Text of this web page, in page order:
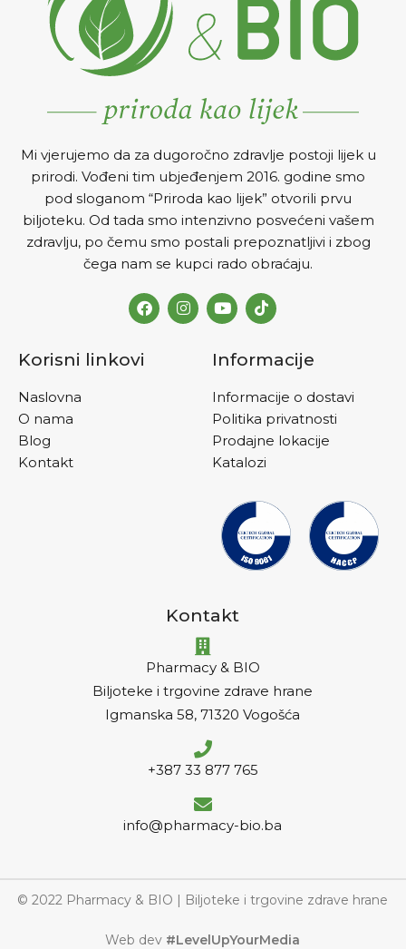
alergija na sunce, hranu i
polen. Koristi se kod
prevencije osteoporoze i
kostiju.
Mi vjerujemo da za dugoročno zdravlje postoji lijek u
prirodi. Vođeni tim ubjeđenjem 2016. godine smo
pod sloganom “Priroda kao lijek” otvorili prvu
biljoteku. Od tada smo intenzivno posvećeni vašem
zdravlju, po čemu smo postali prepoznatljivi i zbog
čega nam se kupci rado obraćaju.
Korisni linkovi
Naslovna
O nama
Blog
Kontakt
Informacije
Informacije o dostavi
Politika privatnosti
Prodajne lokacije
Katalozi
Kontakt
Pharmacy & BIO
Biljoteke i trgovine zdrave hrane
Igmanska 58, 71320 Vogošća
+387 33 877 765
info@pharmacy-bio.ba
© 2022 Pharmacy & BIO | Biljoteke i trgovine zdrave hrane
Web dev #LevelUpYourMedia